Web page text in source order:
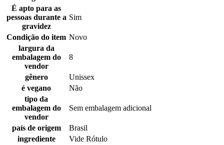
É apto para as
pessoas durante a
gravidez
Sim
Condição do item Novo
largura da
embalagem do
vendor
8
gênero
Unissex
é vegano
Não
tipo da
embalagem do
vendor
Sem embalagem adicional
país de origem
Brasil
ingrediente
Vide Rótulo